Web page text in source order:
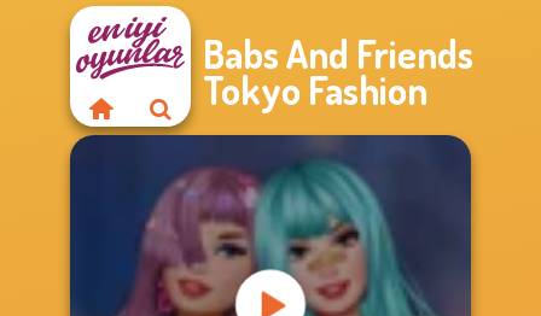
Babs And Friends
Tokyo Fashion